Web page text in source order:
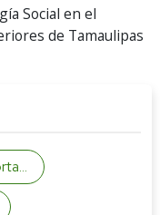
Social en el
de Tamaulipas